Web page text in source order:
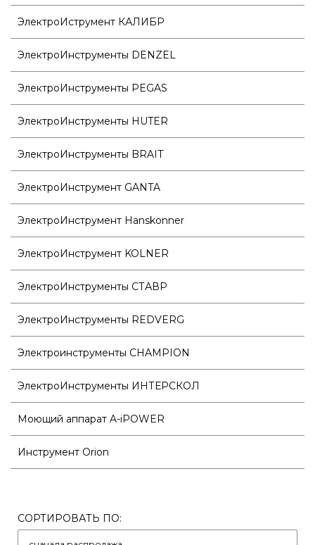
ЭлектроИструмент КАЛИБР
ЭлектроИнструменты DENZEL
ЭлектроИнструменты PEGAS
ЭлектроИнструменты HUTER
ЭлектроИнструменты BRAIT
ЭлектроИнструмент GANTA
ЭлектроИнструмент Hanskonner
ЭлектроИнструмент KOLNER
ЭлектроИнструменты СТАВР
ЭлектроИнструменты REDVERG
Электроинструменты CHAMPION
ЭлектроИнструменты ИНТЕРСКОЛ
Моющий аппарат A-iPOWER
Инструмент Orion
СОРТИРОВАТЬ ПО: